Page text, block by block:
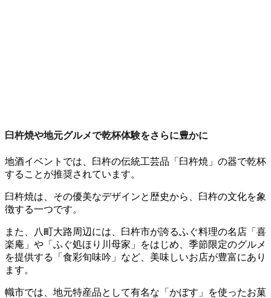
臼杵焼や地元グルメで乾杯体験をさらに豊かに
地酒イベントでは、臼杵の伝統工芸品「臼杵焼」の器で乾杯
することが推奨されています。
臼杵焼は、その優美なデザインと歴史から、臼杵の文化を象
徴する一つです。
また、八町大路周辺には、臼杵市が誇るふぐ料理の名店「喜
楽庵」や「ふぐ処ほり川母家」をはじめ、季節限定のグルメ
を提供する「食彩旬味吟」など、美味しいお店が豊富にあり
ます。
幟市では、地元特産品として有名な「かぼす」を使ったお菓